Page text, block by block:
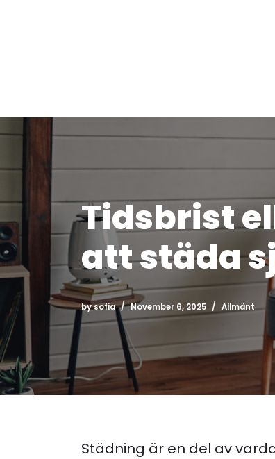
Tidsbrist
att städa
bysofia November 6, 2025 Allmänt
Städning är en del av